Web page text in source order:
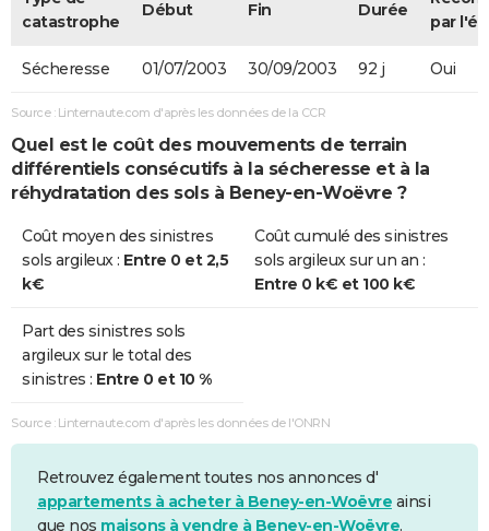
catastrophe
Début Fin Durée
par
Sécheresse 01/07/2003 30/09/2003 92 j Oui
Source : Linternaute.com d'après les données de la CCR
Quel est le coût des mouvements de terrain
différentiels consécutifs à la sécheresse et à la
réhydratation des sols à Beney-en-Woëvre ?
Coût moyen des sinistres
sols argileux : Entre 0 et 2,5
k€
Coût cumulé des sinistres
sols argileux sur un an :
Entre 0 k€ et 100 k€
Part des sinistres sols
argileux sur le total des
sinistres : Entre 0 et 10 %
Source : Linternaute.com d'après les données de l'ONRN
Retrouvez également toutes nos annonces d'
appartements à acheter à Beney-en-Woëvre ainsi
que nos maisons à vendre à Beney-en-Woëvre.